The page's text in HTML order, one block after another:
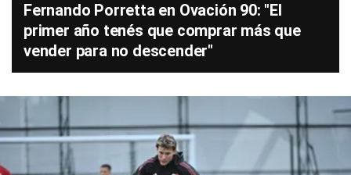
Fernando Porretta en Ovación 90: "El
primer año tenés que comprar más que
vender para no descender"